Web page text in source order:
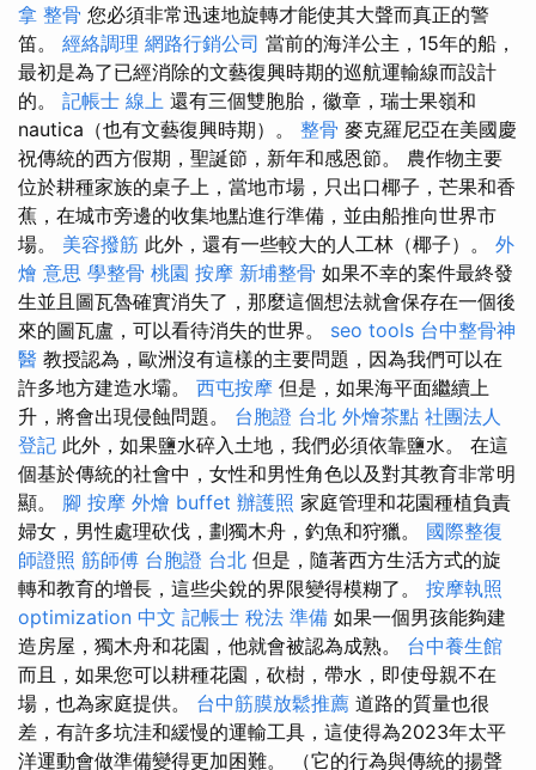
拿 整骨 您必須非常迅速地旋轉才能使其大聲而真正的警
笛。 經絡調理 網路行銷公司 當前的海洋公主，15年的船，
最初是為了已經消除的文藝復興時期的巡航運輸線而設計
的。 記帳士 線上 還有三個雙胞胎，徽章，瑞士果嶺和
nautica（也有文藝復興時期）。 整骨 麥克羅尼亞在美國慶
祝傳統的西方假期，聖誕節，新年和感恩節。 農作物主要
位於耕種家族的桌子上，當地市場，只出口椰子，芒果和香
蕉，在城市旁邊的收集地點進行準備，並由船推向世界市
場。 美容撥筋 此外，還有一些較大的人工林（椰子）。 外
燴 意思 學整骨 桃園 按摩 新埔整骨 如果不幸的案件最終發
生並且圖瓦魯確實消失了，那麼這個想法就會保存在一個後
來的圖瓦盧，可以看待消失的世界。 seo tools 台中整骨神
醫 教授認為，歐洲沒有這樣的主要問題，因為我們可以在
許多地方建造水壩。 西屯按摩 但是，如果海​​平面繼續上
升，將會出現侵蝕問題。 台胞證 台北 外燴茶點 社團法人
登記 此外，如果鹽水碎入土地，我們必須依靠鹽水。 在這
個基於傳統的社會中，女性和男性角色以及對其教育非常明
顯。 腳 按摩 外燴 buffet 辦護照 家庭管理和花園種植負責
婦女，男性處理砍伐，劃獨木舟，釣魚和狩獵。 國際整復
師證照 筋師傅 台胞證 台北 但是，隨著西方生活方式的旋
轉和教育的增長，這些尖銳的界限變得模糊了。 按摩執照
optimization 中文 記帳士 稅法 準備 如果一個男孩能夠建
造房屋，獨木舟和花園，他就會被認為成熟。 台中養生館
而且，如果您可以耕種花園，砍樹，帶水，即使母親不在
場，也為家庭提供。 台中筋膜放鬆推薦 道路的質量也很
差，有許多坑洼和緩慢的運輸工具，這使得為2023年太平
洋運動會做準備變得更加困難。 （它的行為與傳統的揚聲